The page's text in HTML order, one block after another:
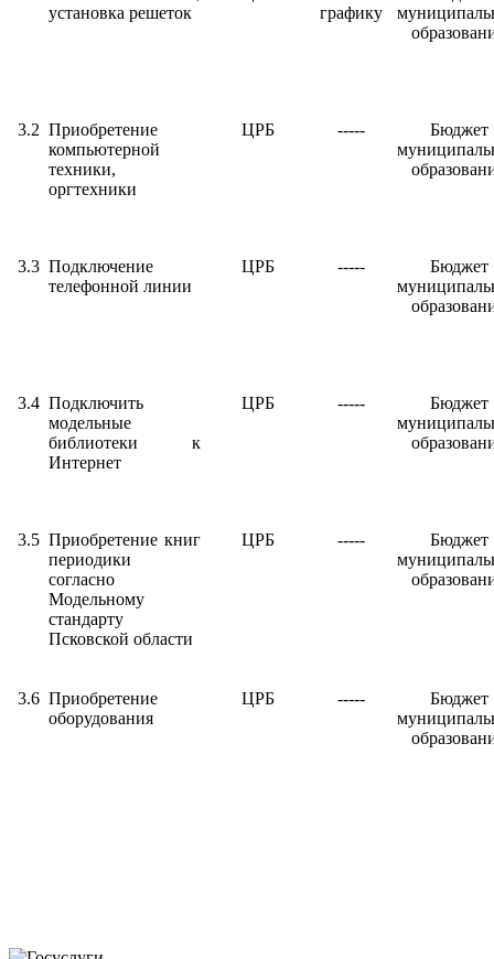
установка решеток
графику
3.2 Приобретение
компьютерной
техники,
оргтехники
ЦРБ -----
Бюджет
3.3 Подключение
телефонной линии
ЦРБ -----
Бюджет
3.4 Подключить
модельные
библиотеки к
Интернет
ЦРБ -----
Бюджет
3.5 Приобретение книг
периодики
согласно
Модельному
стандарту
Псковской области
ЦРБ -----
Бюджет
3.6 Приобретение
оборудования
ЦРБ -----
Бюджет